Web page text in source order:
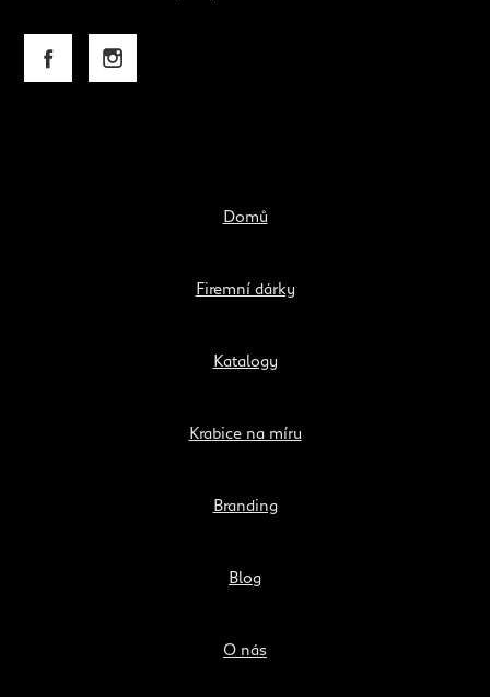
Domů
Firemní dárky
Katalogy
Krabice na míru
Branding
Blog
O nás